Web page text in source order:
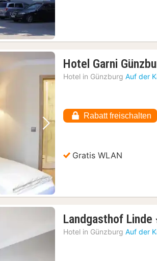
Nächstes Bild
Hotel Garni
Hotel in Günzburg Auf der
Rabatt freischalten
Gratis WLAN
Landgasthof Linde
Hotel in Günzburg Auf der